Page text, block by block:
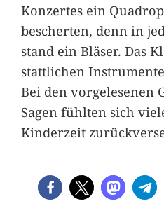
Konzertes ein
bescherten, denn in
stand ein Bläser. Das
stattlichen
Bei den vorgelesenen
Sagen fühlten sich
Kinderzeit